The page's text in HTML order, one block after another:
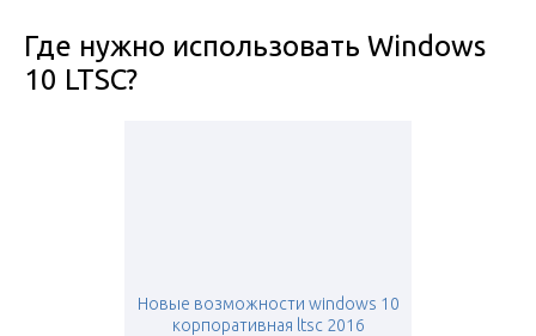
Где нужно использовать Windows
10 LTSC?
Новые возможности windows 10
корпоративная ltsc 2016